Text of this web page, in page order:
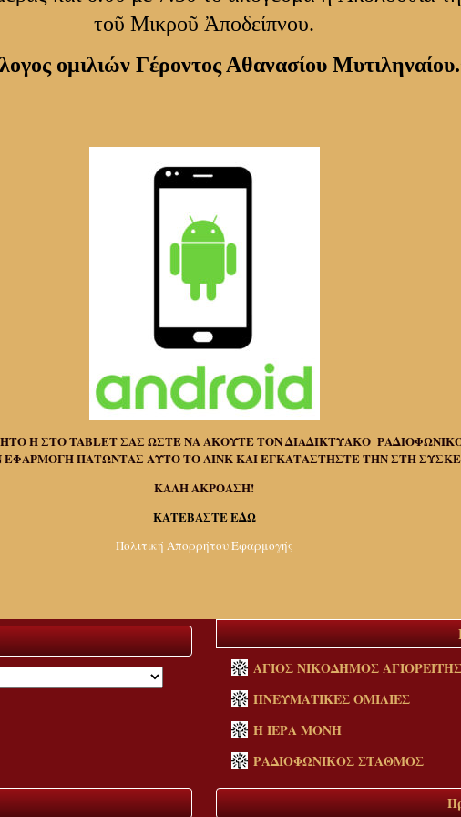
τοῦ Μικροῦ Ἀποδείπνου.
ομιλιών Γέροντος Αθανασίου
Η ΣΤΟ TABLET ΣΑΣ ΩΣΤΕ ΝΑ ΑΚΟΥΤΕ ΤΟΝ ΔΙΑΔΙΚΤΥΑΚΟ
ΠΑΤΩΝΤΑΣ ΑΥΤΟ ΤΟ ΛΙΝΚ ΚΑΙ ΕΓΚΑΤΑΣΤΗΣΤΕ ΤΗΝ ΣΤΗ
ΚΑΛΗ ΑΚΡΟΑΣΗ!
ΚΑΤΕΒΑΣΤΕ ΕΔΩ
Πολιτική Απορρήτου Εφαρμογής
ΑΓΙΟΣ ΝΙΚΟΔΗΜΟΣ ΑΓΙΟΡΕΙΤΗΣ
ΠΝΕΥΜΑΤΙΚΕΣ ΟΜΙΛΙΕΣ
Η ΙΕΡΑ ΜΟΝΗ
ΡΑΔΙΟΦΩΝΙΚΟΣ ΣΤΑΘΜΟΣ